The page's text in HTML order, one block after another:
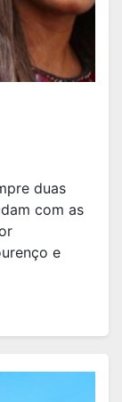
duas
com as
e